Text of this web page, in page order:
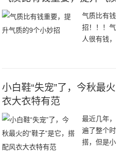
气质比有
招！！！
人很有钱
户，说白
小白鞋“失宠”了，今秋最
衣大衣特有范
最近几年
遍了整个
搭，但是
且到了秋